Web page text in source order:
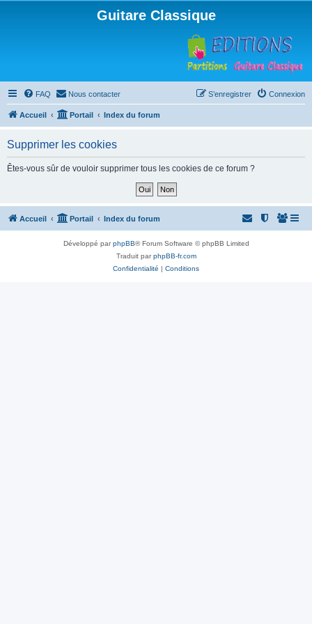
Guitare Classique
FAQ Nous contacter Connexion
S’enregistrer
Accueil Portail Index du forum
Supprimer les cookies
Êtes-vous sûr de vouloir supprimer tous les cookies de ce forum ?
Accueil Portail Index du forum
Développé parphpBB® Forum Software © phpBB Limited
Traduit parphpBB-fr.com
Confidentialité | Conditions